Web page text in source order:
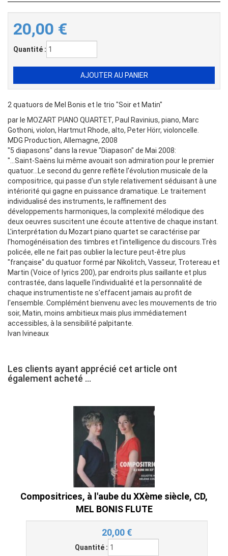
20,00 €
Quantité :
2 quatuors de Mel Bonis et le trio "Soir et Matin"
par le MOZART PIANO QUARTET, Paul Ravinius, piano, Marc
Gothoni, violon, Hartmut Rhode, alto, Peter Hörr, violoncelle.
MDG Production, Allemagne, 2008
"5 diapasons" dans la revue "Diapason" de Mai 2008:
"...Saint-Saëns lui même avouait son admiration pour le premier
quatuor...Le second du genre reflète l'évolution musicale de la
compositrice, qui passe d'un style relativement séduisant à une
intériorité qui gagne en puissance dramatique. Le traitement
individualisé des instruments, le raffinement des
développements harmoniques, la complexité mélodique des
deux oeuvres suscitent une écoute attentive de chaque instant.
L'interprétation du Mozart piano quartet se caractérise par
l'homogénéisation des timbres et l'intelligence du discours.Très
policée, elle ne fait pas oublier la lecture peut-être plus
"française" du quatuor formé par Nikolitch, Vasseur, Trotereau et
Martin (Voice of lyrics 200), par endroits plus saillante et plus
contrastée, dans laquelle l'individualité et la personnalité de
chaque instrumentiste ne s'effacent jamais au profit de
l'ensemble. Complémént bienvenu avec les mouvements de trio
soir, Matin, moins ambitieux mais plus immédiatement
accessibles, à la sensibilité palpitante.
Ivan Ivineaux
Les clients ayant apprécié cet article ont
également acheté ...
Compositrices, à l'aube du XXème siècle, CD,
MEL BONIS FLUTE
20,00 €
Quantité :